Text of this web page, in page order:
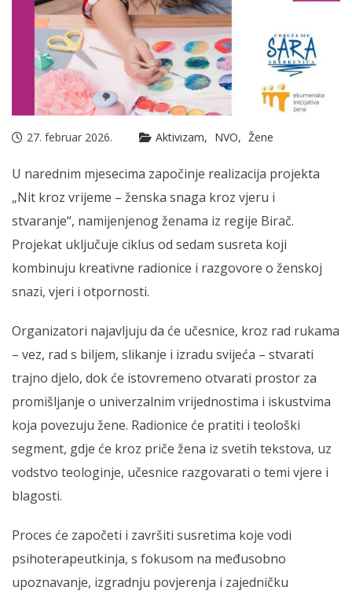
27. februar 2026. Aktivizam NVO Žene
U narednim mjesecima započinje realizacija projekta
„Nit kroz vrijeme – ženska snaga kroz vjeru i
stvaranje“, namijenjenog ženama iz regije Birač.
Projekat uključuje ciklus od sedam susreta koji
kombinuju kreativne radionice i razgovore o ženskoj
snazi, vjeri i otpornosti.
Organizatori najavljuju da će učesnice, kroz rad rukama
– vez, rad s biljem, slikanje i izradu svijeća – stvarati
trajno djelo, dok će istovremeno otvarati prostor za
promišljanje o univerzalnim vrijednostima i iskustvima
koja povezuju žene. Radionice će pratiti i teološki
segment, gdje će kroz priče žena iz svetih tekstova, uz
vodstvo teologinje, učesnice razgovarati o temi vjere i
blagosti.
Proces će započeti i završiti susretima koje vodi
psihoterapeutkinja, s fokusom na međusobno
upoznavanje, izgradnju povjerenja i zajedničku